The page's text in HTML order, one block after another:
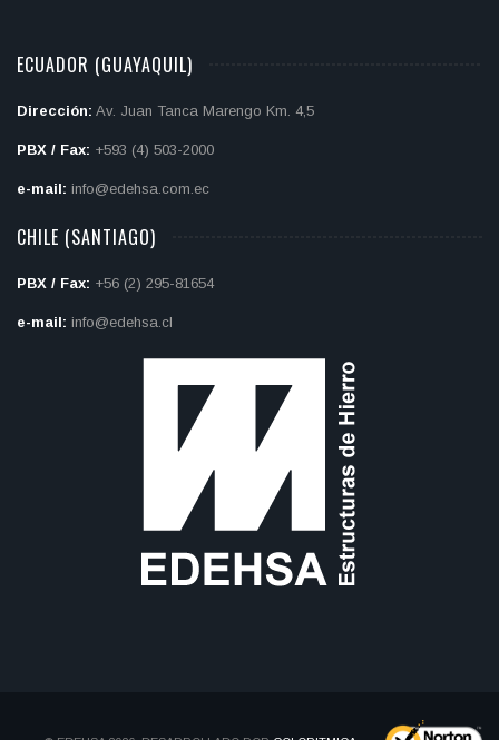
ECUADOR (GUAYAQUIL)
Dirección: Av. Juan Tanca Marengo Km. 4,5
PBX / Fax: +593 (4) 503-2000
e-mail: info@edehsa.com.ec
CHILE (SANTIAGO)
PBX / Fax: +56 (2) 295-81654
e-mail: info@edehsa.cl